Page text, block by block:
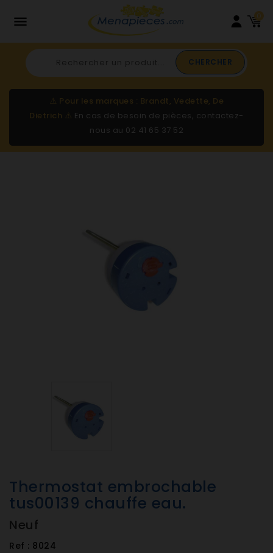
 0
CHERCHER
⚠️ Pour les marques : Brandt, Vedette, De
Dietrich ⚠️ En cas de besoin de pièces, contactez-
nous au 02 41 65 37 52
Thermostat embrochable
tus00139 chauffe eau.
Neuf
Ref : 8024